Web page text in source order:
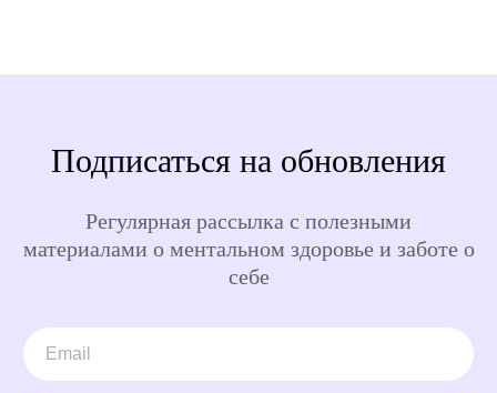
Подписаться на обновления
Регулярная рассылка с полезными
материалами о ментальном здоровье и заботе о
себе